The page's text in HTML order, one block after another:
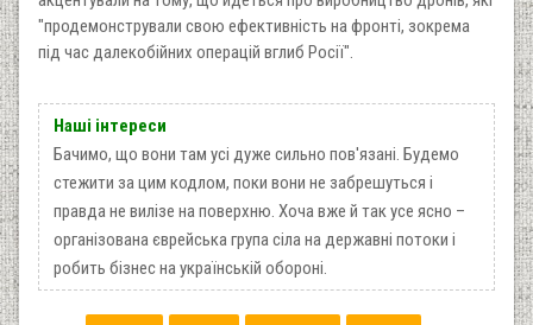
"продемонстрували свою ефективність на фронті, зокрема
під час далекобійних операцій вглиб Росії".
Наші інтереси
Бачимо, що вони там усі дуже сильно пов'язані. Будемо
стежити за цим кодлом, поки вони не забрешуться і
правда не вилізе на поверхню. Хоча вже й так усе ясно –
організована єврейська група сіла на державні потоки і
робить бізнес на українській обороні.